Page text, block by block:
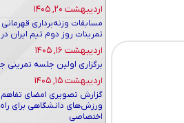
اردیبهشت ۲۰, ۱۴۰۵
تمرینات روز دوم تیم ایران
اردیبهشت ۱۶, ۱۴۰۵
برگزاری اولین جلسه تمرینی
اردیبهشت ۱۵, ۱۴۰۵
گزارش تصویری امضای
ورزش‌های دانشگاهی برای
اختصاصی